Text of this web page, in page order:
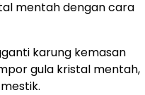
mentah dengan cara
karung kemasan
gula kristal mentah,